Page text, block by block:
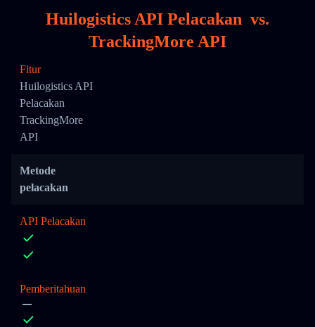
Huilogistics API Pelacakan vs.
TrackingMore API
Fitur
Huilogistics API
Pelacakan
TrackingMore
API
Metode
pelacakan
API Pelacakan
Pemberitahuan